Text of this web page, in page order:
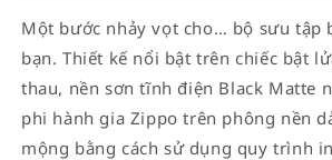
on
Flag
on
Flag
Một bước nhảy vọt cho… bộ sưu tập
bạn. Thiết kế nổi bật trên chiếc bật
thau, nền sơn tĩnh điện Black Matte
phi hành gia Zippo trên phông nền
mộng bằng cách sử dụng quy trình